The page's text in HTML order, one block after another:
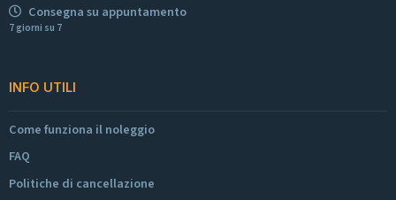
Consegna su appuntamento
7 giorni su 7
INFO UTILI
Come funziona il noleggio
FAQ
Politiche di cancellazione